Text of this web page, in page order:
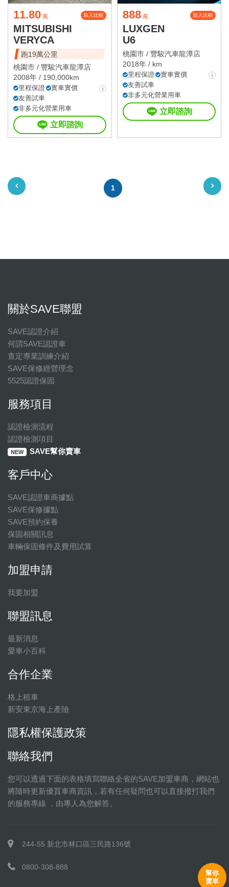
11.80 萬 加入比較
MITSUBISHI
VERYCA
跑19萬公里
桃園市 / 豐駿汽車龍潭店
2008年 / 190,000km
里程保證
實車實價
友善試車
非多元化營業用車
立即諮詢
888 萬 加入比較
LUXGEN
U6
桃園市 / 豐駿汽車龍潭店
2018年 / km
里程保證
實車實價
友善試車
非多元化營業用車
立即諮詢
1
關於SAVE聯盟
SAVE認證介紹
何謂SAVE認證車
查定專業訓練介紹
SAVE保修經營理念
5525認證保固
服務項目
認證檢測流程
認證檢測項目
NEW SAVE幫你賣車
客戶中心
SAVE認證車商據點
SAVE保修據點
SAVE預約保養
保固相關訊息
車輛保固條件及費用試算
加盟申請
我要加盟
聯盟訊息
最新消息
愛車小百科
合作企業
格上租車
新安東京海上產險
隱私權保護政策
聯絡我們
您可以透過下面的表格填寫聯絡全省的SAVE加盟車商，網站也
將隨時更新優質車商資訊，若有任何疑問也可以直接撥打我們
的服務專線 ，由專人為您解答。
244-55 新北市林口區三民路136號
0800-308-888
幫你
賣車